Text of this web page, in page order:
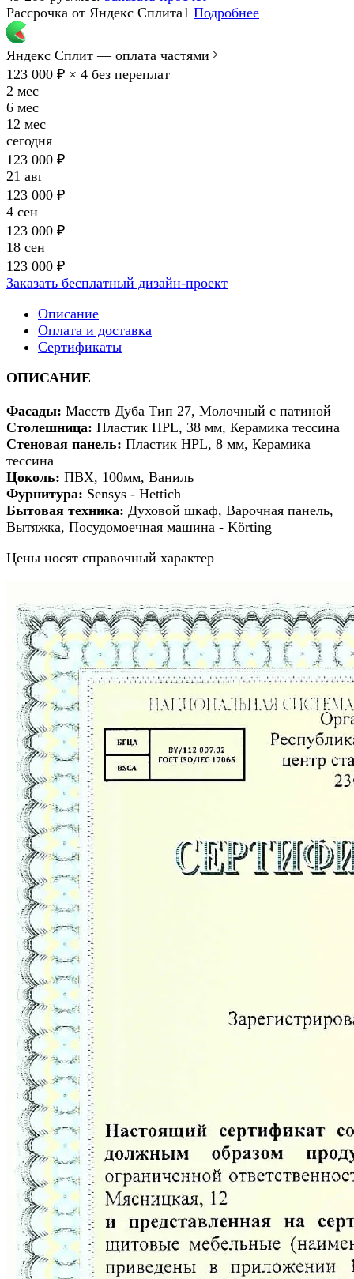
Рассрочка от Яндекс Сплита1 Подробнее
Яндекс Сплит — оплата частями
123 000 ₽ × 4 без переплат
2 мес
6 мес
12 мес
сегодня
123 000 ₽
21 авг
123 000 ₽
4 сен
123 000 ₽
18 сен
123 000 ₽
Заказать бесплатный дизайн-проект
Описание
Оплата и доставка
Сертификаты
ОПИСАНИЕ
Фасады: Масств Дуба Тип 27, Молочный с патиной
Столешница: Пластик HPL, 38 мм, Керамика тессина
Стеновая панель: Пластик HPL, 8 мм, Керамика
тессина
Цоколь: ПВХ, 100мм, Ваниль
Фурнитура: Sensys - Hettich
Бытовая техника: Духовой шкаф, Варочная панель,
Вытяжка, Посудомоечная машина - Körting
Цены носят справочный характер